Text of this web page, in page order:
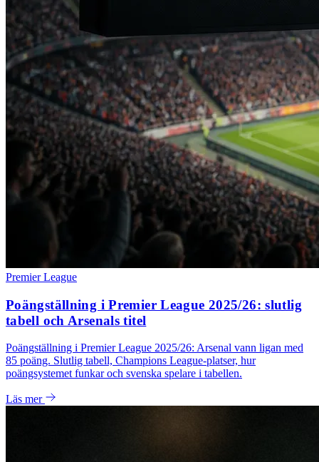
Premier League
Poängställning i Premier League 2025/26: slutlig
tabell och Arsenals titel
Poängställning i Premier League 2025/26: Arsenal vann ligan med
85 poäng. Slutlig tabell, Champions League-platser, hur
poängsystemet funkar och svenska spelare i tabellen.
Läs mer